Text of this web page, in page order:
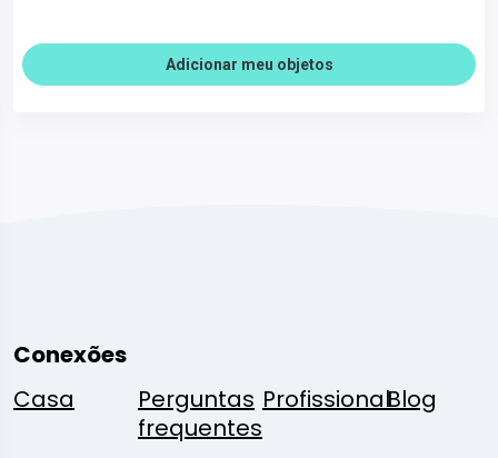
Adicionar meu objetos
Conexões
Casa
Perguntas
frequentes
ProfissionalBlog